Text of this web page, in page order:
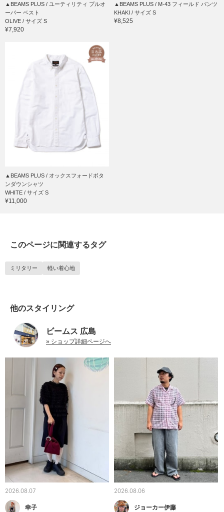
▲BEAMS PLUS / ユーティリティ プルオ
ーバー ベスト
OLIVE / サイズ S
¥7,920
▲BEAMS PLUS / M-43 フィールド パンツ
KHAKI / サイズ S
¥8,525
▲BEAMS PLUS / オックスフォードボタ
ンダウンシャツ
WHITE / サイズ S
¥11,000
このページに関連するタグ
ミリタリー 軽い着心地
他のスタイリング
ビームス 広島
» ショップ詳細ページへ
2026.08.07
幸子
2026.08.06
ジョーカー伊藤